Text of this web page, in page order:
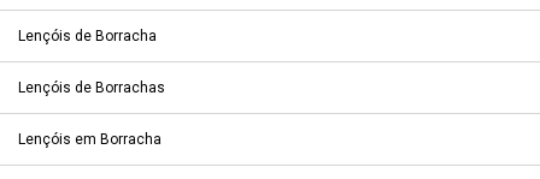
Lençóis de Borracha
Lençóis de Borrachas
Lençóis em Borracha